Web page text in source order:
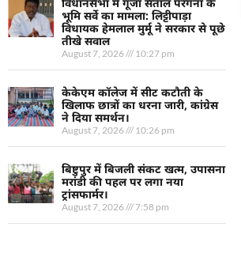
विधानसभा में गूंजा संताल परगना के
भूमि सर्वे का मामला: लिट्टीपाड़ा
विधायक हेमलाल मुर्मू ने सरकार से पूछे
तीखे सवाल
August 7, 2026 10:27 pm
केकेएम कॉलेज में सीट कटौती के
खिलाफ छात्रों का धरना जारी, कांग्रेस
ने दिया समर्थन।
August 7, 2026 10:26 pm
बिष्टुपुर में बिजली संकट खत्म, उपासना
मरांडी की पहल पर लगा नया
ट्रांसफार्मर।
August 7, 2026 7:58 pm